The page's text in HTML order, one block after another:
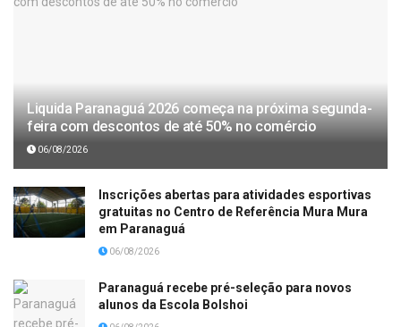
Liquida Paranaguá 2026 começa na próxima segunda-
feira com descontos de até 50% no comércio
06/08/2026
Inscrições abertas para atividades esportivas
gratuitas no Centro de Referência Mura Mura
em Paranaguá
06/08/2026
Paranaguá recebe pré-seleção para novos
alunos da Escola Bolshoi